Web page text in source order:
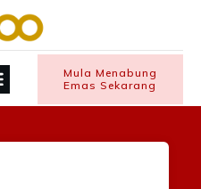
Mula Menabung
Emas Sekarang